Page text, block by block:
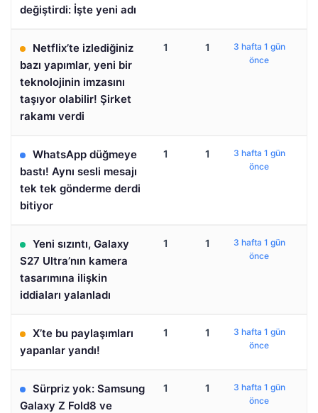
değiştirdi: İşte yeni adı
Netflix’te izlediğiniz
bazı yapımlar, yeni bir
teknolojinin imzasını
taşıyor olabilir! Şirket
rakamı verdi
1 1
3 hafta 1 gün
önce
WhatsApp düğmeye
bastı! Aynı sesli mesajı
tek tek gönderme derdi
bitiyor
1 1
3 hafta 1 gün
önce
Yeni sızıntı, Galaxy
S27 Ultra’nın kamera
tasarımına ilişkin
iddiaları yalanladı
1 1
3 hafta 1 gün
önce
X’te bu paylaşımları
yapanlar yandı!
1 1
3 hafta 1 gün
önce
Sürpriz yok: Samsung
Galaxy Z Fold8 ve
1 1
3 hafta 1 gün
önce